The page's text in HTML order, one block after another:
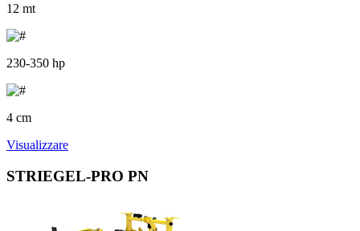
12 mt
230-350 hp
4 cm
Visualizzare
STRIEGEL-PRO PN